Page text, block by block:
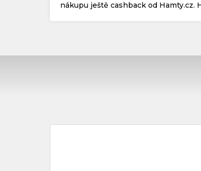
nákupu ještě cashback od Hamty.cz.